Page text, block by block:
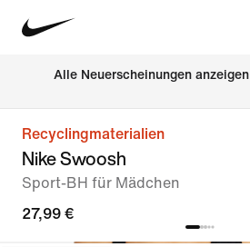
Alle Neuerscheinungen anzeigen
Recyclingmaterialien
Nike Swoosh
Sport-BH für Mädchen
27,99 €